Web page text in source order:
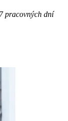
pracovných dní